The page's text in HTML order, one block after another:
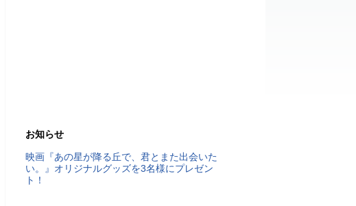
お知らせ
映画『あの星が降る丘で、君とまた出会いた
い。』オリジナルグッズを3名様にプレゼン
ト！